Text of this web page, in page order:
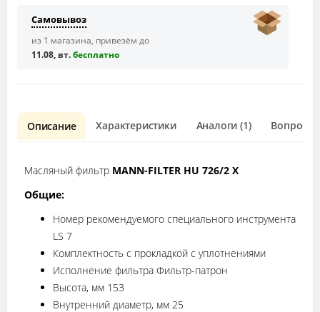
Самовывоз
из 1 магазина, привезём до
11.08, вт.бесплaтно
Описание Характеристики Аналоги (1) Вопрос о
Масляный фильтр MANN-FILTER HU 726/2 X
Общие:
Номер рекомендуемого специального инструмента
LS 7
Комплектность с прокладкой с уплотнениями
Исполнение фильтра Фильтр-патрон
Высота, мм 153
Внутренний диаметр, мм 25